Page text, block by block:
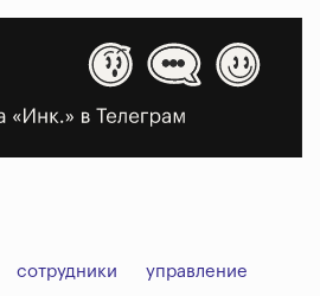
сотрудники управление